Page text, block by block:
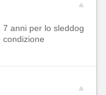
anni per lo sleddog
condizione